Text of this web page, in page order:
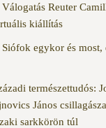
Válogatás Reuter
kiállítás
Siófok egykor és
természettudós:
János
sarkkörön túl